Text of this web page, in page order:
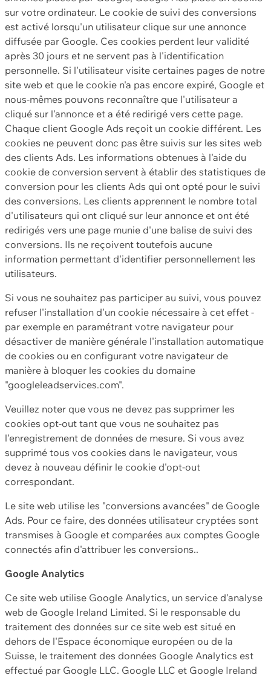
sur votre ordinateur. Le cookie de suivi des conversions
est activé lorsqu'un utilisateur clique sur une annonce
diffusée par Google. Ces cookies perdent leur validité
après 30 jours et ne servent pas à l'identification
personnelle. Si l'utilisateur visite certaines pages de notre
site web et que le cookie n'a pas encore expiré, Google et
nous-mêmes pouvons reconnaître que l'utilisateur a
cliqué sur l'annonce et a été redirigé vers cette page.
Chaque client Google Ads reçoit un cookie différent. Les
cookies ne peuvent donc pas être suivis sur les sites web
des clients Ads. Les informations obtenues à l'aide du
cookie de conversion servent à établir des statistiques de
conversion pour les clients Ads qui ont opté pour le suivi
des conversions. Les clients apprennent le nombre total
d'utilisateurs qui ont cliqué sur leur annonce et ont été
redirigés vers une page munie d'une balise de suivi des
conversions. Ils ne reçoivent toutefois aucune
information permettant d'identifier personnellement les
utilisateurs.
Si vous ne souhaitez pas participer au suivi, vous pouvez
refuser l'installation d'un cookie nécessaire à cet effet -
par exemple en paramétrant votre navigateur pour
désactiver de manière générale l'installation automatique
de cookies ou en configurant votre navigateur de
manière à bloquer les cookies du domaine
"googleleadservices.com".
Veuillez noter que vous ne devez pas supprimer les
cookies opt-out tant que vous ne souhaitez pas
l'enregistrement de données de mesure. Si vous avez
supprimé tous vos cookies dans le navigateur, vous
devez à nouveau définir le cookie d'opt-out
correspondant.
Le site web utilise les "conversions avancées" de Google
Ads. Pour ce faire, des données utilisateur cryptées sont
transmises à Google et comparées aux comptes Google
connectés afin d'attribuer les conversions..
Google Analytics
Ce site web utilise Google Analytics, un service d'analyse
web de Google Ireland Limited. Si le responsable du
traitement des données sur ce site web est situé en
dehors de l'Espace économique européen ou de la
Suisse, le traitement des données Google Analytics est
effectué par Google LLC. Google LLC et Google Ireland